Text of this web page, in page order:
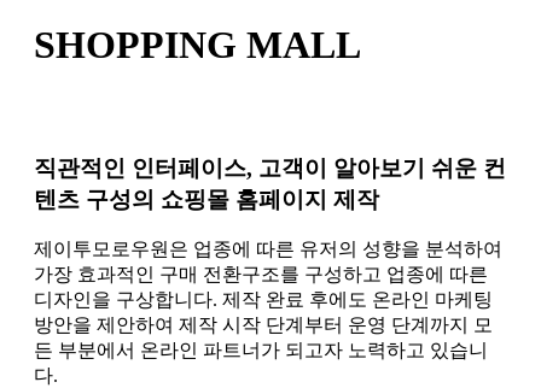
SHOPPING MALL
직관적인 인터페이스, 고객이 알아보기 쉬운 컨
텐츠 구성의 쇼핑몰 홈페이지 제작
제이투모로우원은 업종에 따른 유저의 성향을 분석하여
가장 효과적인 구매 전환구조를 구성하고 업종에 따른
디자인을 구상합니다. 제작 완료 후에도 온라인 마케팅
방안을 제안하여 제작 시작 단계부터 운영 단계까지 모
든 부분에서 온라인 파트너가 되고자 노력하고 있습니
다.